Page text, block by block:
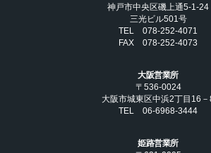
神戸市中央区磯上通5-1-24
三光ビル501号
TEL 078-252-4071
FAX 078-252-4073
大阪営業所
〒536-0024
大阪市城東区中浜2丁目16－
TEL 06-6968-3444
姫路営業所